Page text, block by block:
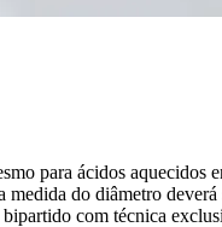
para ácidos aquecidos
do diâmetro
com técnica